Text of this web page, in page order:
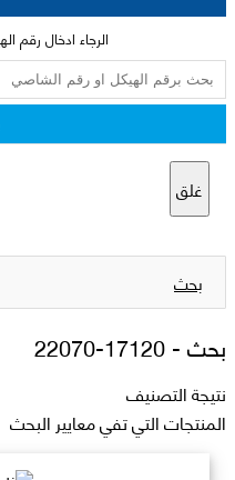
الرجاء ادخال رقم
غلق
بحث
بحث -17120-22070
نتيجة التصنيف
المنتجات التي تفي معايير البحث